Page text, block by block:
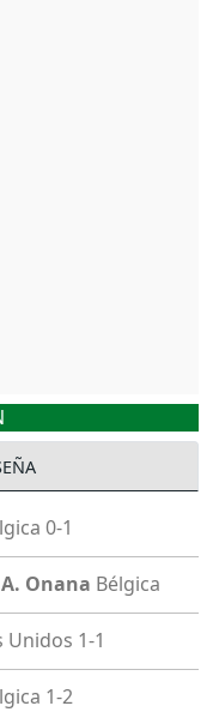
0-1
Onana Bélgica
Unidos 1-1
1-2